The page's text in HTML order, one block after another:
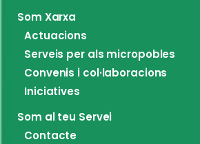
Som Xarxa
Actuacions
Serveis per als micropobles
Convenis i col·laboracions
Iniciatives
Som al teu Servei
Contacte